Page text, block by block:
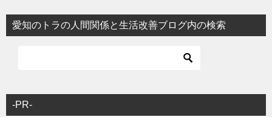
愛知のトラの人間関係と生活改善ブログ内の検索
-PR-